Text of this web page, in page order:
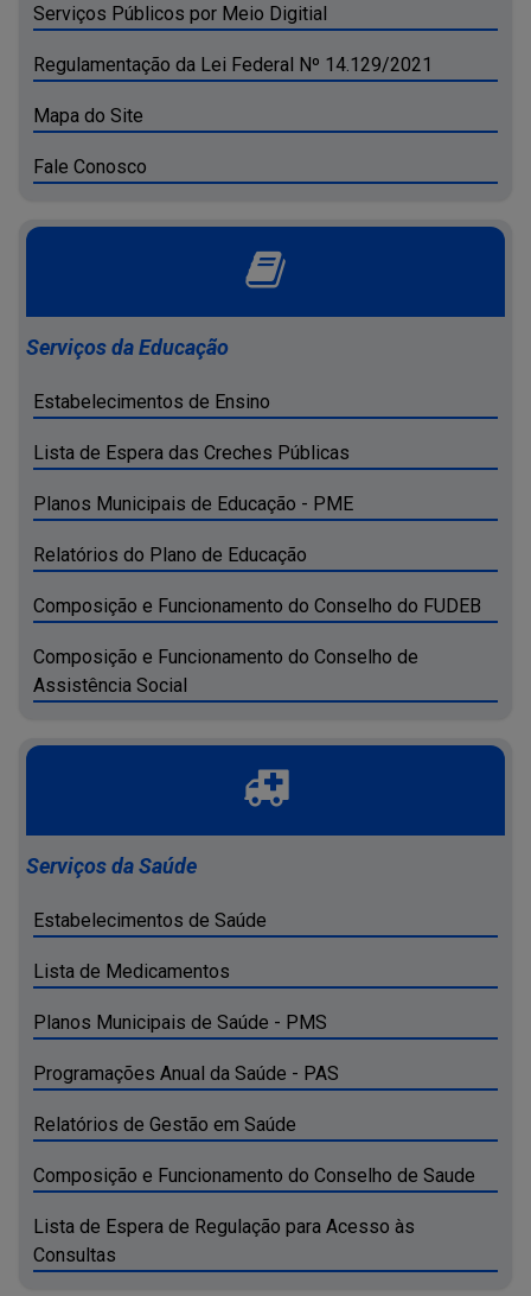
Serviços Públicos por Meio Digitial
Regulamentação da Lei Federal Nº 14.129/2021
Mapa do Site
Fale Conosco
Serviços da Educação
Estabelecimentos de Ensino
Lista de Espera das Creches Públicas
Planos Municipais de Educação - PME
Relatórios do Plano de Educação
Composição e Funcionamento do Conselho do FUDEB
Composição e Funcionamento do Conselho de
Assistência Social
Serviços da Saúde
Estabelecimentos de Saúde
Lista de Medicamentos
Planos Municipais de Saúde - PMS
Programações Anual da Saúde - PAS
Relatórios de Gestão em Saúde
Composição e Funcionamento do Conselho de Saude
Lista de Espera de Regulação para Acesso às
Consultas